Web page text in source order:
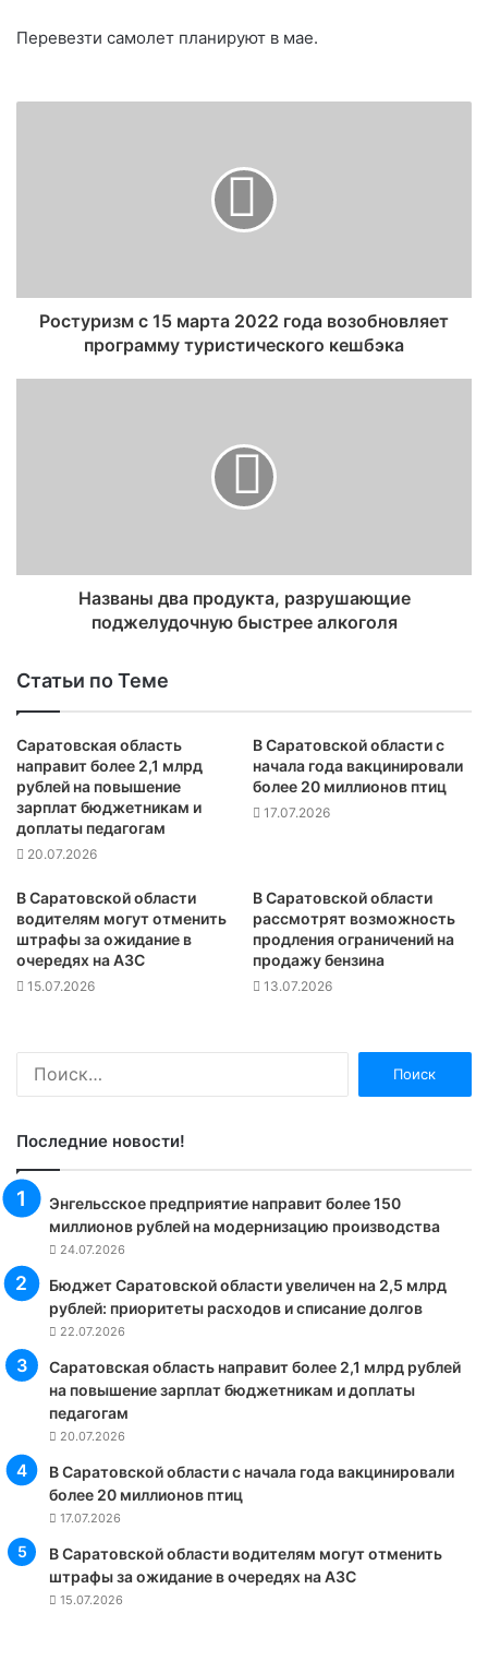
Перевезти самолет планируют в мае.
Ростуризм с 15 марта 2022 года возобновляет
программу туристического кешбэка
Названы два продукта, разрушающие
поджелудочную быстрее алкоголя
Статьи по Теме
Саратовская область
направит более 2,1 млрд
рублей на повышение
зарплат бюджетникам и
доплаты педагогам
20.07.2026
В Саратовской области с
начала года вакцинировали
более 20 миллионов птиц
17.07.2026
В Саратовской области
водителям могут отменить
штрафы за ожидание в
очередях на АЗС
15.07.2026
В Саратовской области
рассмотрят возможность
продления ограничений на
продажу бензина
13.07.2026
Последние новости!
Энгельсское предприятие направит более 150
миллионов рублей на модернизацию производства
24.07.2026
Бюджет Саратовской области увеличен на 2,5 млрд
рублей: приоритеты расходов и списание долгов
22.07.2026
Саратовская область направит более 2,1 млрд рублей
на повышение зарплат бюджетникам и доплаты
педагогам
20.07.2026
В Саратовской области с начала года вакцинировали
более 20 миллионов птиц
17.07.2026
В Саратовской области водителям могут отменить
штрафы за ожидание в очередях на АЗС
15.07.2026